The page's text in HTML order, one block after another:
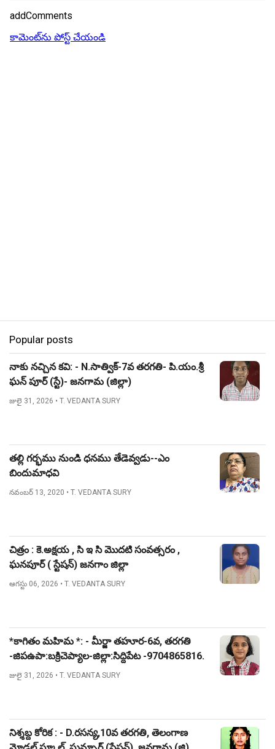
addComments
కామెంట్‌ను పోస్ట్ చేయండి
Popular posts
నాకు నచ్చిన కవి: - N.సాత్విక్-7వ తరగతి- పి.యం.శ్రీ
ఘన్ పూర్ (స్టే)- జనగామ (జిల్లా)
జులై 31, 2026 • T. VEDANTA SURY
తల్లి గర్భము నుండి ధనము తేడెవ్వడు--ఎం
బిందుమాధవి
నవంబర్ 13, 2020 • T. VEDANTA SURY
చిత్రం : కె.అక్షయ , సి ఇ సి మొదటి సంవత్సరం ,
ఘనపూర్ ( స్టేషన్) జనగాం జిల్లా
ఆగస్టు 06, 2026 • T. VEDANTA SURY
*కాగితం మహిమ *: - మీర్జా తహూర-6వ, తరగతి
-జిపఉపా:బక్రిచెప్యాల-జిల్లా:సిద్దిపేట -9704865816.
జులై 31, 2026 • T. VEDANTA SURY
నిశ్శబ్ద కోరిక : - D.రసన్య,10వ తరగతి, తెలంగాణ